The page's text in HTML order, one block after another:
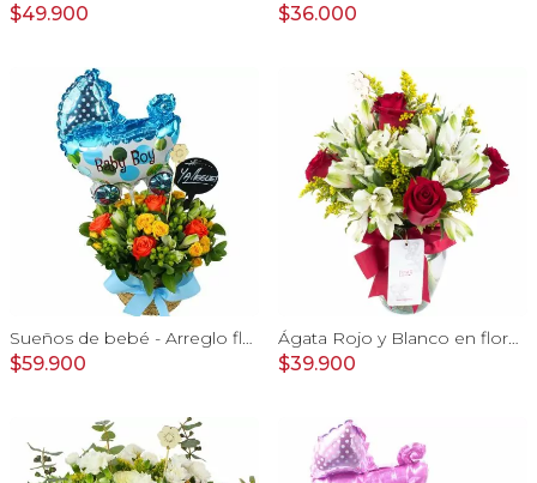
$49.900 $36.000
Sueños de bebé - Arreglo floral para nacimiento de niño en canasto con globo y pizarra
$59.900
Ágata Rojo y Blanco en florero - rosas y astromelias
$39.900